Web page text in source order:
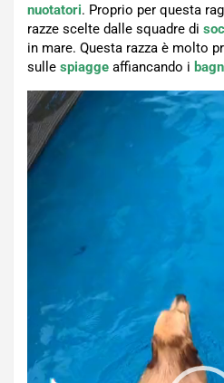
nuotatori. Proprio per questa
razze scelte dalle squadre di
in mare. Questa razza è molto
sulle spiagge affiancando i
Video
Player